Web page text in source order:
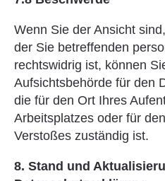
Wenn Sie der Ansicht
der Sie betreffenden
rechtswidrig ist, können
Aufsichtsbehörde für den
die für den Ort Ihres
Arbeitsplatzes oder für
Verstoßes zuständig ist.
8. Stand und